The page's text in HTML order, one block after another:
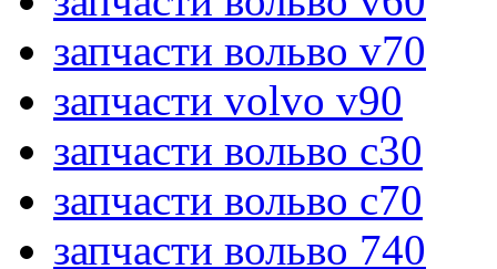
запчасти вольво v70
запчасти volvo v90
запчасти вольво c30
запчасти вольво c70
запчасти вольво 740